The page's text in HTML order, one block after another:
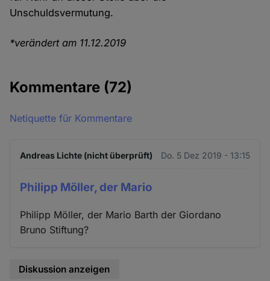
Unschuldsvermutung.
*verändert am 11.12.2019
Kommentare (72)
Netiquette für Kommentare
Andreas Lichte (nicht überprüft) Do. 5 Dez 2019 - 13:15
Philipp Möller, der Mario
Philipp Möller, der Mario Barth der Giordano
Bruno Stiftung?
Diskussion anzeigen